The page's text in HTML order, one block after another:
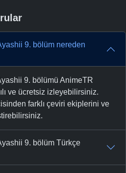
9. bölüm nereden
9. bölümü AnimeTR
ve ücretsiz izleyebilirsiniz.
farklı çeviri ekiplerini ve
9. bölüm Türkçe